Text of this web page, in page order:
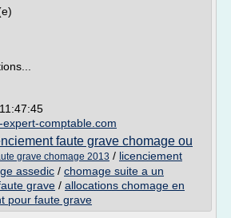
expert-comptable.com
faute grave chomage ou
grave chomage 2013 / licenciement
assedic / chomage suite a un
grave / allocations chomage en
pour faute grave